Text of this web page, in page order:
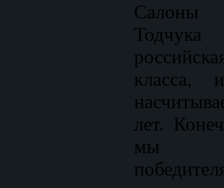
Тодчука
класса,
лет.
мы